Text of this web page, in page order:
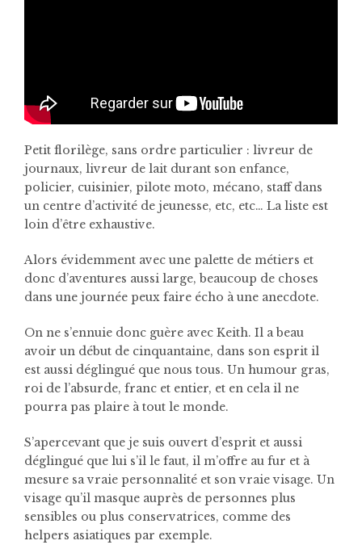
Petit florilège, sans ordre particulier : livreur de
journaux, livreur de lait durant son enfance,
policier, cuisinier, pilote moto, mécano, staff dans
un centre d’activité de jeunesse, etc, etc… La liste est
loin d’être exhaustive.
Alors évidemment avec une palette de métiers et
donc d’aventures aussi large, beaucoup de choses
dans une journée peux faire écho à une anecdote.
On ne s’ennuie donc guère avec Keith. Il a beau
avoir un début de cinquantaine, dans son esprit il
est aussi déglingué que nous tous. Un humour gras,
roi de l’absurde, franc et entier, et en cela il ne
pourra pas plaire à tout le monde.
S’apercevant que je suis ouvert d’esprit et aussi
déglingué que lui s’il le faut, il m’offre au fur et à
mesure sa vraie personnalité et son vraie visage. Un
visage qu’il masque auprès de personnes plus
sensibles ou plus conservatrices, comme des
helpers asiatiques par exemple.